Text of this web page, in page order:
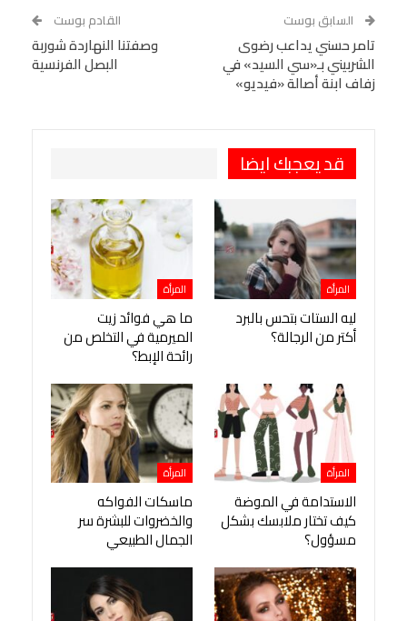
Tumblr
البريد الإلكتروني
VK
Digg
LINE
Viber
السابق بوست
تامر حسني يداعب رضوى
الشربيني بـ«سي السيد» في
زفاف ابنة أصالة «فيديو»
القادم بوست
وصفتنا النهاردة شوربة
البصل الفرنسية
قد يعجبك ايضا
المرأة
ليه الستات بتحس بالبرد
أكتر من الرجالة؟
المرأة
ما هي فوائد زيت
الميرمية في التخلص من
رائحة الإبط؟
المرأة
الاستدامة في الموضة
كيف تختار ملابسك بشكل
مسؤول؟
المرأة
ماسكات الفواكه
والخضروات للبشرة سر
الجمال الطبيعي